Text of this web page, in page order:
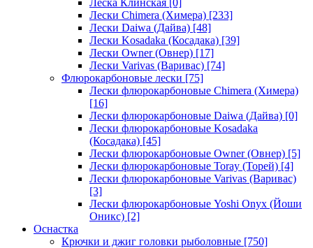
Леска Клинская [0]
Лески Chimera (Химера) [233]
Лески Daiwa (Дайва) [48]
Лески Kosadaka (Косадака) [39]
Лески Owner (Овнер) [17]
Лески Varivas (Варивас) [74]
Флюрокарбоновые лески [75]
Лески флюрокарбоновые Chimera (Химера)
[16]
Лески флюрокарбоновые Daiwa (Дайва) [0]
Лески флюрокарбоновые Kosadaka
(Косадака) [45]
Лески флюрокарбоновые Owner (Овнер) [5]
Лески флюрокарбоновые Toray (Торей) [4]
Лески флюрокарбоновые Varivas (Варивас)
[3]
Лески флюрокарбоновые Yoshi Onyx (Йоши
Оникс) [2]
Оснастка
Крючки и джиг головки рыболовные [750]